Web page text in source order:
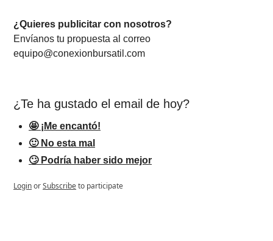
¿Quieres publicitar con nosotros?
equipo@conexionbursatil.com
¿Te ha gustado el email de hoy?
🤩 ¡Me encantó!
🙂 No esta mal
🙄 Podría haber sido mejor
LoginorSubscribeto participate